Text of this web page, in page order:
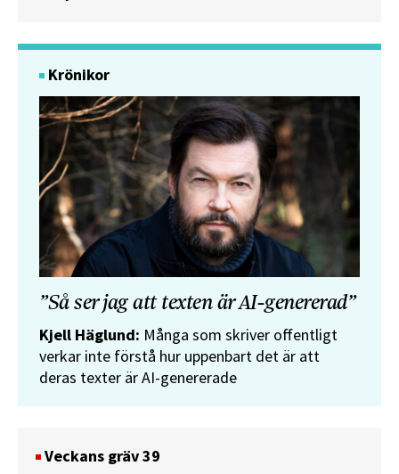
Krönikor
”Så ser jag att texten är AI-genererad”
Kjell Häglund: Många som skriver offentligt
verkar inte förstå hur uppenbart det är att
deras texter är AI-genererade
Veckans gräv 39